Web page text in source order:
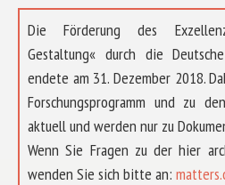
Die Förderung des
Gestaltung« durch die
endete am 31. Dezember 2018.
Forschungsprogramm und zu
aktuell und werden nur zu
Wenn Sie Fragen zu der hier
wenden Sie sich bitte an: